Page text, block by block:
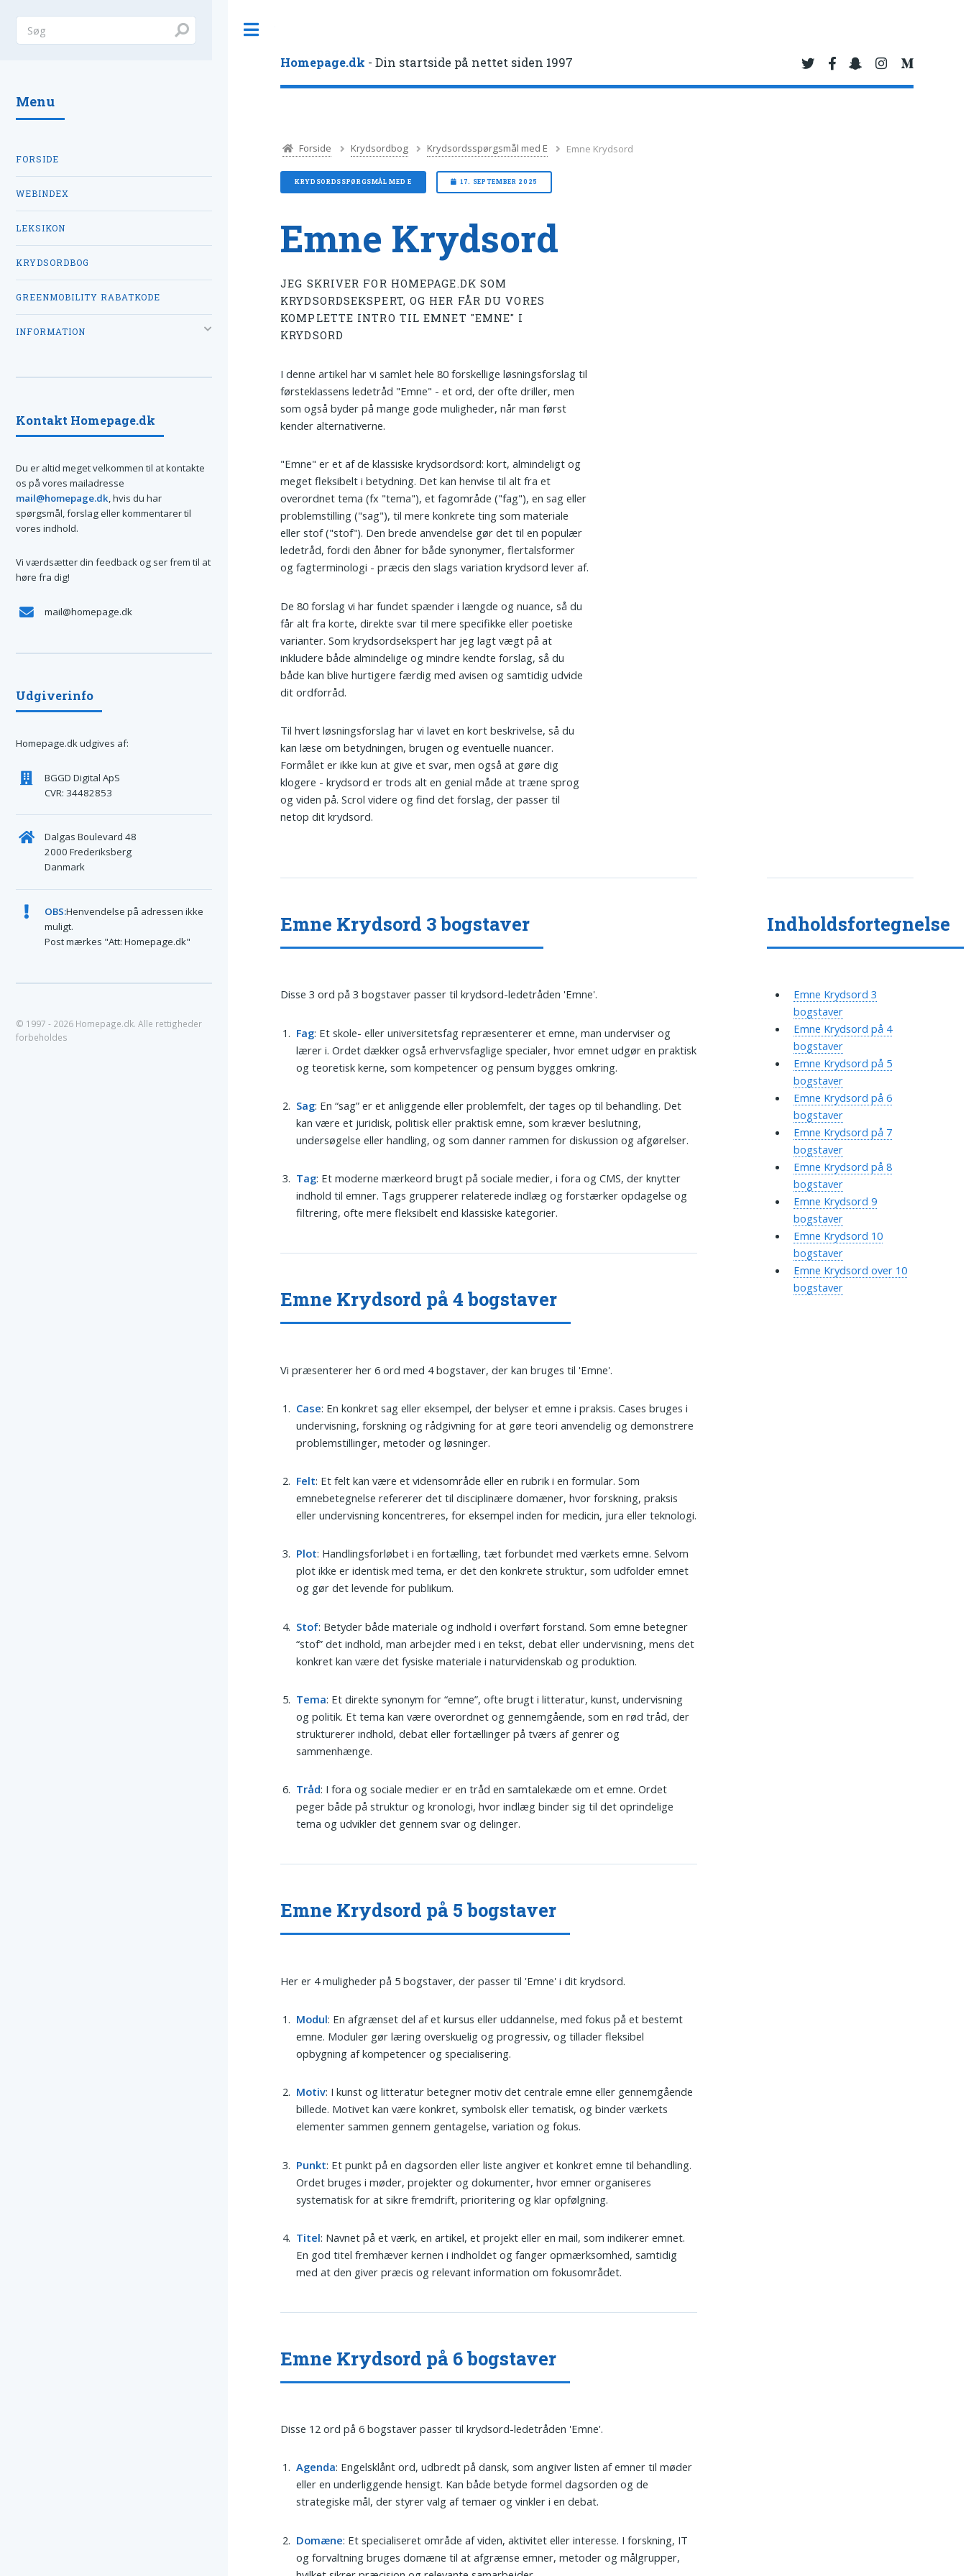
Homepage.dk - Din startside på nettet siden 1997
Forside Krydsordbog Krydsordsspørgsmål med E Emne Krydsord
KRYDSORDSSPØRGSMÅL MED E 17. SEPTEMBER 2025
Emne Krydsord
JEG SKRIVER FOR HOMEPAGE.DK SOM
KRYDSORDSEKSPERT, OG HER FÅR DU VORES
KOMPLETTE INTRO TIL EMNET "EMNE" I
KRYDSORD
I denne artikel har vi samlet hele 80 forskellige løsningsforslag til
førsteklassens ledetråd "Emne" - et ord, der ofte driller, men
som også byder på mange gode muligheder, når man først
kender alternativerne.
"Emne" er et af de klassiske krydsordsord: kort, almindeligt og
meget fleksibelt i betydning. Det kan henvise til alt fra et
overordnet tema (fx "tema"), et fagområde ("fag"), en sag eller
problemstilling ("sag"), til mere konkrete ting som materiale
eller stof ("stof"). Den brede anvendelse gør det til en populær
ledetråd, fordi den åbner for både synonymer, flertalsformer
og fagterminologi - præcis den slags variation krydsord lever af.
De 80 forslag vi har fundet spænder i længde og nuance, så du
får alt fra korte, direkte svar til mere specifikke eller poetiske
varianter. Som krydsordsekspert har jeg lagt vægt på at
inkludere både almindelige og mindre kendte forslag, så du
både kan blive hurtigere færdig med avisen og samtidig udvide
dit ordforråd.
Til hvert løsningsforslag har vi lavet en kort beskrivelse, så du
kan læse om betydningen, brugen og eventuelle nuancer.
Formålet er ikke kun at give et svar, men også at gøre dig
klogere - krydsord er trods alt en genial måde at træne sprog
og viden på. Scrol videre og find det forslag, der passer til
netop dit krydsord.
Emne Krydsord 3 bogstaver
Disse 3 ord på 3 bogstaver passer til krydsord-ledetråden 'Emne'.
Fag: Et skole- eller universitetsfag repræsenterer et emne, man underviser og
lærer i. Ordet dækker også erhvervsfaglige specialer, hvor emnet udgør en praktisk
og teoretisk kerne, som kompetencer og pensum bygges omkring.
Sag: En “sag” er et anliggende eller problemfelt, der tages op til behandling. Det
kan være et juridisk, politisk eller praktisk emne, som kræver beslutning,
undersøgelse eller handling, og som danner rammen for diskussion og afgørelser.
Tag: Et moderne mærkeord brugt på sociale medier, i fora og CMS, der knytter
indhold til emner. Tags grupperer relaterede indlæg og forstærker opdagelse og
filtrering, ofte mere fleksibelt end klassiske kategorier.
Emne Krydsord på 4 bogstaver
Vi præsenterer her 6 ord med 4 bogstaver, der kan bruges til 'Emne'.
Case: En konkret sag eller eksempel, der belyser et emne i praksis. Cases bruges i
undervisning, forskning og rådgivning for at gøre teori anvendelig og demonstrere
problemstillinger, metoder og løsninger.
Felt: Et felt kan være et vidensområde eller en rubrik i en formular. Som
emnebetegnelse refererer det til disciplinære domæner, hvor forskning, praksis
eller undervisning koncentreres, for eksempel inden for medicin, jura eller teknologi.
Plot: Handlingsforløbet i en fortælling, tæt forbundet med værkets emne. Selvom
plot ikke er identisk med tema, er det den konkrete struktur, som udfolder emnet
og gør det levende for publikum.
Stof: Betyder både materiale og indhold i overført forstand. Som emne betegner
“stof” det indhold, man arbejder med i en tekst, debat eller undervisning, mens det
konkret kan være det fysiske materiale i naturvidenskab og produktion.
Tema: Et direkte synonym for “emne”, ofte brugt i litteratur, kunst, undervisning
og politik. Et tema kan være overordnet og gennemgående, som en rød tråd, der
strukturerer indhold, debat eller fortællinger på tværs af genrer og
sammenhænge.
Tråd: I fora og sociale medier er en tråd en samtalekæde om et emne. Ordet
peger både på struktur og kronologi, hvor indlæg binder sig til det oprindelige
tema og udvikler det gennem svar og delinger.
Emne Krydsord på 5 bogstaver
Her er 4 muligheder på 5 bogstaver, der passer til 'Emne' i dit krydsord.
Modul: En afgrænset del af et kursus eller uddannelse, med fokus på et bestemt
emne. Moduler gør læring overskuelig og progressiv, og tillader fleksibel
opbygning af kompetencer og specialisering.
Motiv: I kunst og litteratur betegner motiv det centrale emne eller gennemgående
billede. Motivet kan være konkret, symbolsk eller tematisk, og binder værkets
elementer sammen gennem gentagelse, variation og fokus.
Punkt: Et punkt på en dagsorden eller liste angiver et konkret emne til behandling.
Ordet bruges i møder, projekter og dokumenter, hvor emner organiseres
systematisk for at sikre fremdrift, prioritering og klar opfølgning.
Titel: Navnet på et værk, en artikel, et projekt eller en mail, som indikerer emnet.
En god titel fremhæver kernen i indholdet og fanger opmærksomhed, samtidig
med at den giver præcis og relevant information om fokusområdet.
Emne Krydsord på 6 bogstaver
Disse 12 ord på 6 bogstaver passer til krydsord-ledetråden 'Emne'.
Agenda: Engelsklånt ord, udbredt på dansk, som angiver listen af emner til møder
eller en underliggende hensigt. Kan både betyde formel dagsorden og de
strategiske mål, der styrer valg af temaer og vinkler i en debat.
Domæne: Et specialiseret område af viden, aktivitet eller interesse. I forskning, IT
og forvaltning bruges domæne til at afgrænse emner, metoder og målgrupper,
Indholdsfortegnelse
Emne Krydsord 3
bogstaver
Emne Krydsord på 4
bogstaver
Emne Krydsord på 5
bogstaver
Emne Krydsord på 6
bogstaver
Emne Krydsord på 7
bogstaver
Emne Krydsord på 8
bogstaver
Emne Krydsord 9
bogstaver
Emne Krydsord 10
bogstaver
Emne Krydsord over 10
bogstaver
Menu
FORSIDE
WEBINDEX
LEKSIKON
KRYDSORDBOG
GREENMOBILITY RABATKODE
INFORMATION
Kontakt Homepage.dk
Du er altid meget velkommen til at kontakte
os på vores mailadresse
mail@homepage.dk, hvis du har
spørgsmål, forslag eller kommentarer til
vores indhold.
Vi værdsætter din feedback og ser frem til at
høre fra dig!
mail@homepage.dk
Udgiverinfo
Homepage.dk udgives af:
BGGD Digital ApS
CVR: 34482853
Dalgas Boulevard 48
2000 Frederiksberg
Danmark
OBS:Henvendelse på adressen ikke
muligt.
Post mærkes "Att: Homepage.dk"
© 1997 - 2026 Homepage.dk. Alle rettigheder
forbeholdes